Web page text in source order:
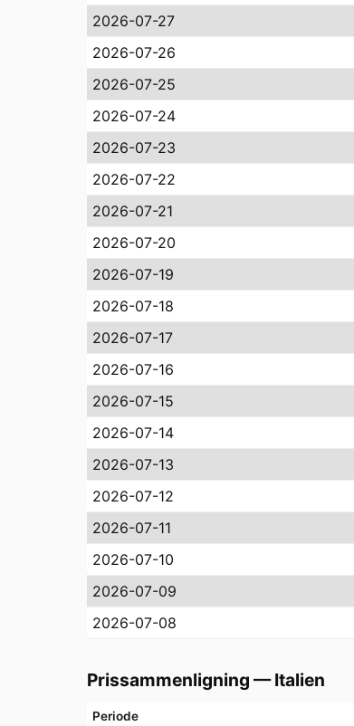
2026-07-27
2026-07-26
2026-07-25
2026-07-24
2026-07-23
2026-07-22
2026-07-21
2026-07-20
2026-07-19
2026-07-18
2026-07-17
2026-07-16
2026-07-15
2026-07-14
2026-07-13
2026-07-12
2026-07-11
2026-07-10
2026-07-09
2026-07-08
Prissammenligning —Italien
Periode